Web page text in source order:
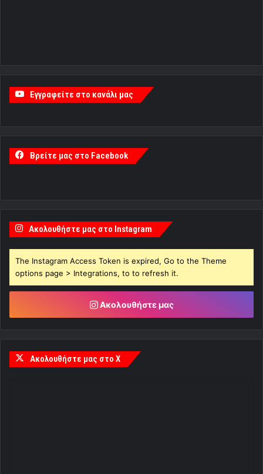
Εγγραφείτε στο κανάλι μας
Βρείτε μας στο Facebook
Ακολουθήστε μας στο Instagram
The Instagram Access Token is expired, Go to the Theme
options page > Integrations, to to refresh it.
Ακολουθήστε μας
Ακολουθήστε μας στο X